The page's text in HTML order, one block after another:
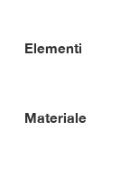
Elementi
Materiale